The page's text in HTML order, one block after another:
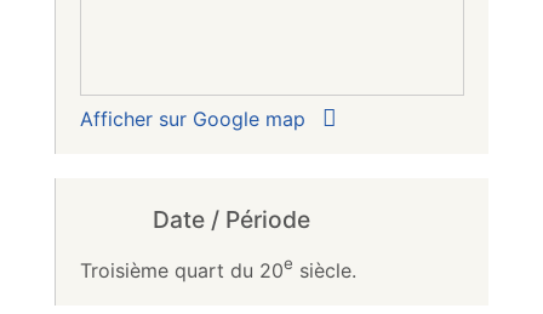
Afficher sur Google map
Date / Période
Troisième quart du 20e siècle.